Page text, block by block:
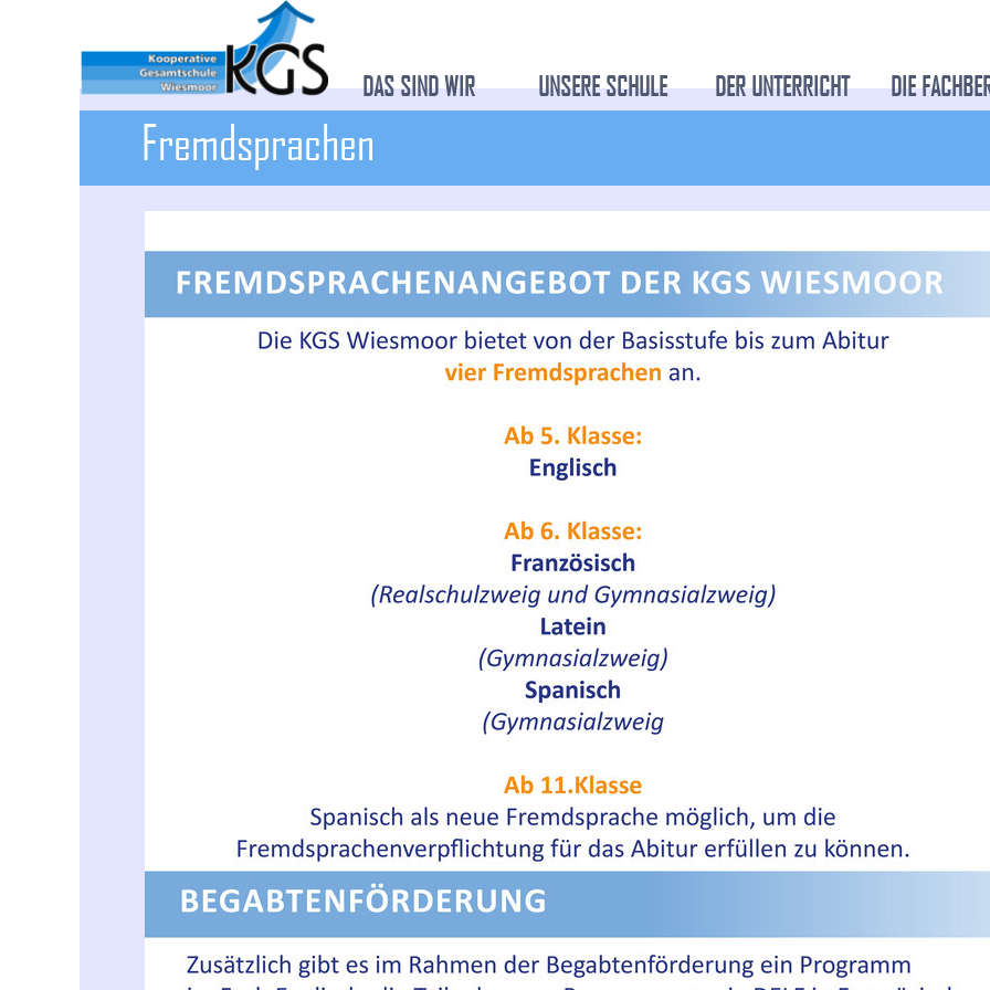
DAS SIND WIR UNSERE SCHULE DER UNTERRICHT DIE
Fremdsprachen